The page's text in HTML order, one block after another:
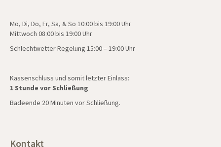
Mo, Di, Do, Fr, Sa, & So 10:00 bis 19:00 Uhr
Mittwoch 08:00 bis 19:00 Uhr
Schlechtwetter Regelung 15:00 – 19:00 Uhr
Kassenschluss und somit letzter Einlass:
1 Stunde vor Schließung
Badeende 20 Minuten vor Schließung.
Kontakt